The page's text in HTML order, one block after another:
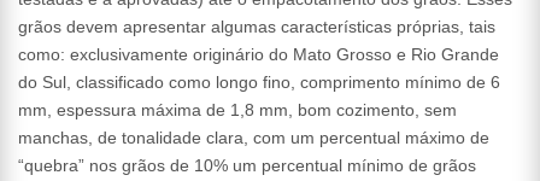
grãos devem apresentar algumas características próprias, tais
como: exclusivamente originário do Mato Grosso e Rio Grande
do Sul, classificado como longo fino, comprimento mínimo de 6
mm, espessura máxima de 1,8 mm, bom cozimento, sem
manchas, de tonalidade clara, com um percentual máximo de
“quebra” nos grãos de 10% um percentual mínimo de grãos